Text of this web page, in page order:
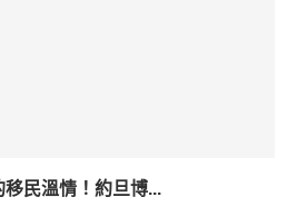
移民溫情！約旦博...